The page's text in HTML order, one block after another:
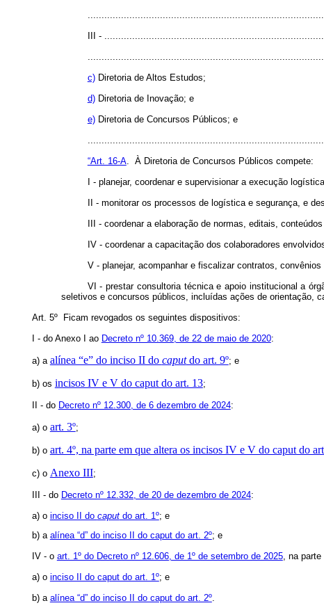
III -
c)Diretoria de Altos Estudos;
d)Diretoria de Inovação; e
e)Diretoria de Concursos Públicos; e
“Art. 16-A. À Diretoria de Concursos Públicos compete:
I - planejar, coordenar e supervisionar a execução
II - monitorar os processos de logística e segurança, e
III - coordenar a elaboração de normas, editais,
IV - coordenar a capacitação dos colaboradores
V - planejar, acompanhar e fiscalizar contratos,
VI - prestar consultoria técnica e apoio institucional a
seletivos e concursos públicos, incluídas ações de orientação,
Art. 5º Ficam revogados os seguintes dispositivos:
I - do Anexo I ao Decreto nº 10.369, de 22 de maio de 2020:
a) a alínea “e” do inciso II do caputdo art. 9º; e
b) os incisos IV e V do caput do art. 13;
II - do Decreto nº 12.300, de 6 dezembro de 2024:
a) o art. 3º;
b) o art. 4º, na parte em que altera os incisos IV e V do caput do
c) o Anexo III;
III - do Decreto nº 12.332, de 20 de dezembro de 2024:
a) o inciso II do caputdo art. 1º; e
b) a alínea “d” do inciso II do caput do art. 2º; e
IV - o art. 1º do Decreto nº 12.606, de 1º de setembro de 2025, na parte
a) o inciso II do caput do art. 1º; e
b) a alínea “d” do inciso II do caput do art. 2º.